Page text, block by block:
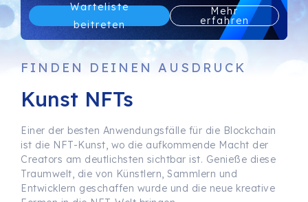
Warteliste
beitreten
Mehr
erfahren
FINDEN DEINEN AUSDRUCK
Kunst NFTs
Einer der besten Anwendungsfälle für die Blockchain
ist die NFT-Kunst, wo die aufkommende Macht der
Creators am deutlichsten sichtbar ist. Genieße diese
Traumwelt, die von Künstlern, Sammlern und
Entwicklern geschaffen wurde und die neue kreative